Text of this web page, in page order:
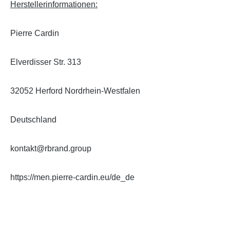
Herstellerinformationen:
Pierre Cardin
Elverdisser Str. 313
32052 Herford Nordrhein-Westfalen
Deutschland
kontakt@rbrand.group
https://men.pierre-cardin.eu/de_de